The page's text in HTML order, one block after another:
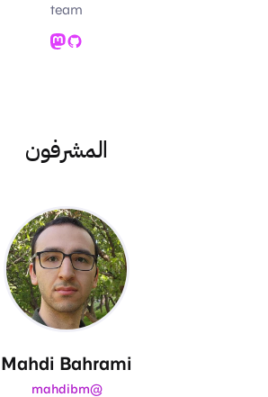
team
GitHub
Mastodon
المشرفون
Mahdi Bahrami
@mahdibm